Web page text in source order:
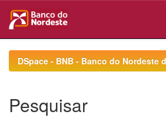
navigationDSpace - BNB - Banco do Nordeste
Pesquisar